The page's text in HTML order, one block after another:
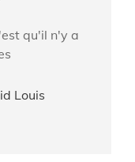
qu'il n'y a
Louis